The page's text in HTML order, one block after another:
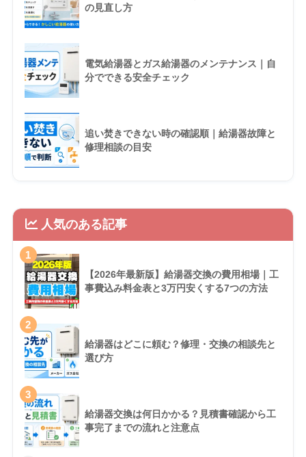
の見直し方
電気給湯器とガス給湯器のメンテナンス｜自
分でできる安全チェック
追い焚きできない時の確認順｜給湯器故障と
修理相談の目安
人気のある記事
1
【2026年最新版】給湯器交換の費用相場｜工
事費込み料金表と3万円安くする7つの方法
2
給湯器はどこに頼む？修理・交換の相談先と
選び方
3
給湯器交換は何日かかる？見積書確認から工
事完了までの流れと注意点